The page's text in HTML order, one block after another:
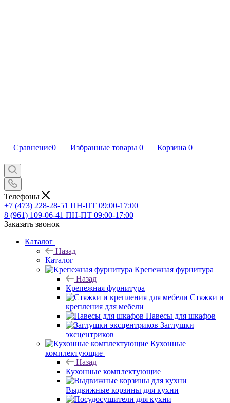
Сравнение0 Избранные товары 0 Корзина 0
Телефоны
+7 (473) 228-28-51 ПН-ПТ 09:00-17:00
8 (961) 109-06-41 ПН-ПТ 09:00-17:00
Заказать звонок
Каталог
Назад
Каталог
Крепежная фурнитура
Назад
Крепежная фурнитура
Стяжки и
крепления для мебели
Навесы для шкафов
Заглушки
эксцентриков
Кухонные
комплектующие
Назад
Кухонные комплектующие
Выдвижные корзины для кухни